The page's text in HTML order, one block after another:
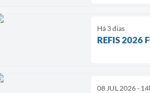
Há 3 dias
REFIS 2026
08 JUL 2026 -